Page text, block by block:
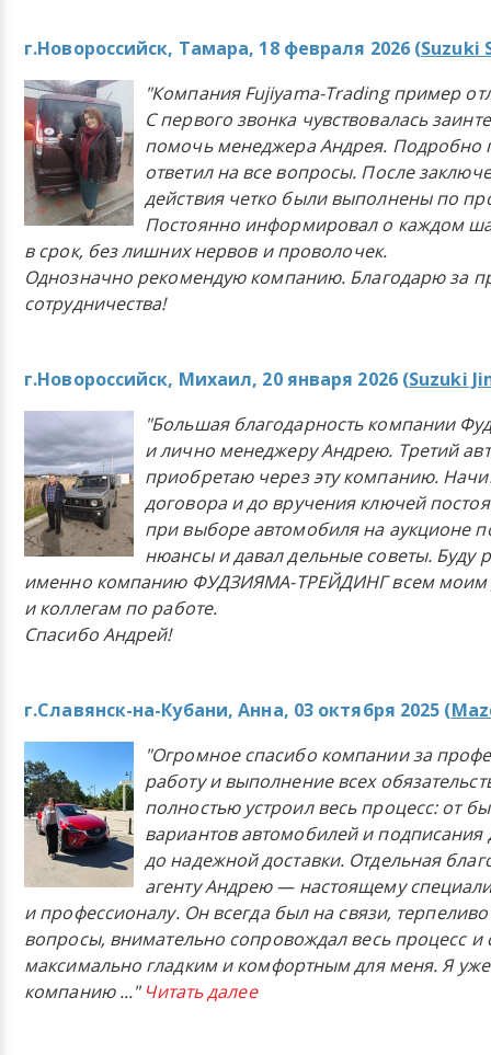
г.Новороссийск, Тамара, 18 февраля 2026 (Suzuki
"Компания Fujiyama-Trading пример
С первого звонка чувствовалась
помочь менеджера Андрея. Подробно
ответил на все вопросы. После
действия четко были выполнены по
Постоянно информировал о каждом
в срок, без лишних нервов и проволочек.
Однозначно рекомендую компанию. Благодарю за
сотрудничества!
г.Новороссийск, Михаил, 20 января 2026 (Suzuki
"Большая благодарность компании
и лично менеджеру Андрею. Третий
приобретаю через эту компанию.
договора и до вручения ключей
при выборе автомобиля на аукционе
нюансы и давал дельные советы. Буду
именно компанию ФУДЗИЯМА-ТРЕЙДИНГ всем моим
и коллегам по работе.
Спасибо Андрей!
г.Славянск-на-Кубани, Анна, 03 октября 2025 (
"Огромное спасибо компании за
работу и выполнение всех
полностью устроил весь процесс: от
вариантов автомобилей и подписания
до надежной доставки. Отдельная
агенту Андрею — настоящему
и профессионалу. Он всегда был на связи,
вопросы, внимательно сопровождал весь процесс и
максимально гладким и комфортным для меня. Я
компанию..." Читать далее